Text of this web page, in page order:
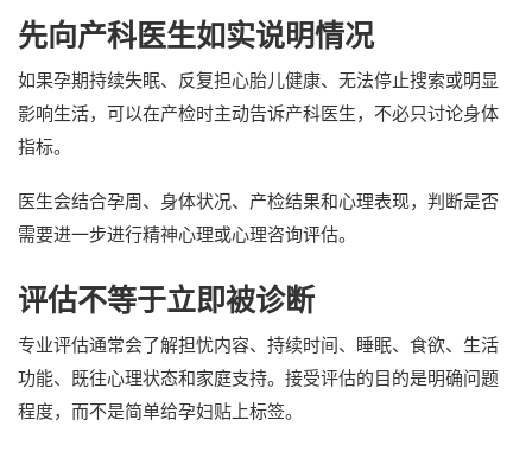
先向产科医生如实说明情况
如果孕期持续失眠、反复担心胎儿健康、无法停止搜索或明显
影响生活，可以在产检时主动告诉产科医生，不必只讨论身体
指标。
医生会结合孕周、身体状况、产检结果和心理表现，判断是否
需要进一步进行精神心理或心理咨询评估。
评估不等于立即被诊断
专业评估通常会了解担忧内容、持续时间、睡眠、食欲、生活
功能、既往心理状态和家庭支持。接受评估的目的是明确问题
程度，而不是简单给孕妇贴上标签。